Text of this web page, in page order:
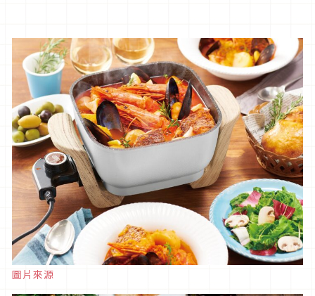
圖片來源